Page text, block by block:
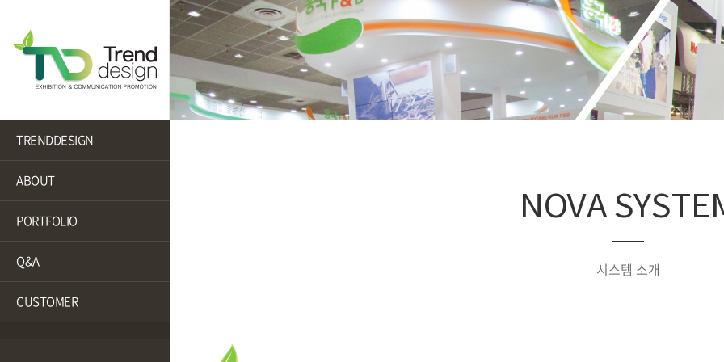
TRENDDESIGN
ABOUT
PORTFOLIO
Q&A
CUSTOMER
NOVA
시스템 소개